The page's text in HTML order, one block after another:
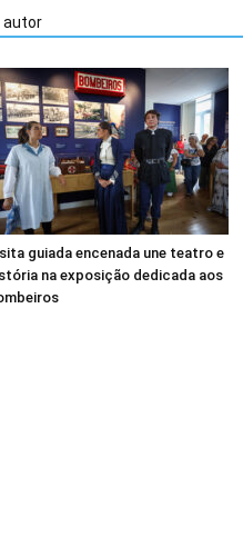
autor
guiada encenada une teatro e
na exposição dedicada aos